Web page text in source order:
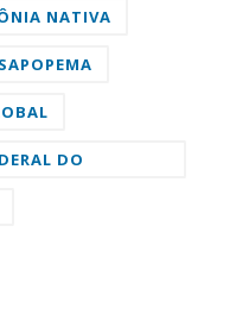
NATIVA
SAPOPEMA
DO